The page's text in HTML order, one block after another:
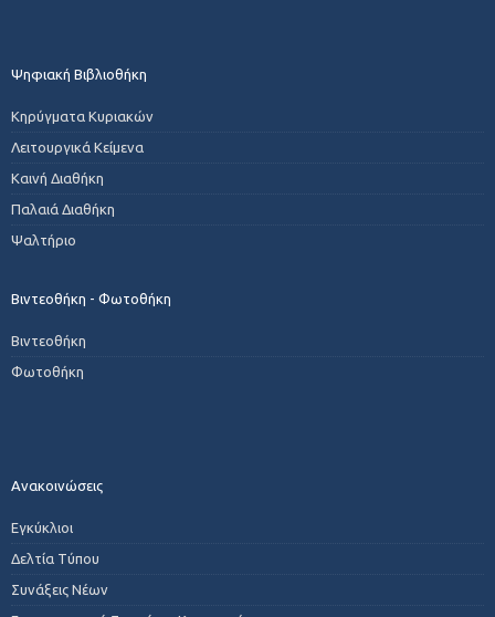
Ψηφιακή Βιβλιοθήκη
Κηρύγματα Κυριακών
Λειτουργικά Κείμενα
Καινή Διαθήκη
Παλαιά Διαθήκη
Ψαλτήριο
Βιντεοθήκη - Φωτοθήκη
Βιντεοθήκη
Φωτοθήκη
Ανακοινώσεις
Εγκύκλιοι
Δελτία Τύπου
Συνάξεις Νέων